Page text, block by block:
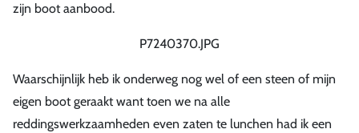
zijn boot aanbood.
P7240370.JPG
Waarschijnlijk heb ik onderweg nog wel of een steen of mijn
eigen boot geraakt want toen we na alle
reddingswerkzaamheden even zaten te lunchen had ik een